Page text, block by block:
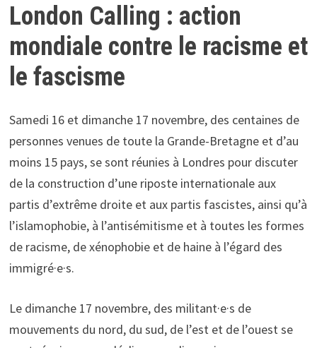
London Calling : action
mondiale contre le racisme et
le fascisme
Samedi 16 et dimanche 17 novembre, des centaines de
personnes venues de toute la Grande-Bretagne et d’au
moins 15 pays, se sont réunies à Londres pour discuter
de la construction d’une riposte internationale aux
partis d’extrême droite et aux partis fascistes, ainsi qu’à
l’islamophobie, à l’antisémitisme et à toutes les formes
de racisme, de xénophobie et de haine à l’égard des
immigré·e·s.
Le dimanche 17 novembre, des militant·e·s de
mouvements du nord, du sud, de l’est et de l’ouest se